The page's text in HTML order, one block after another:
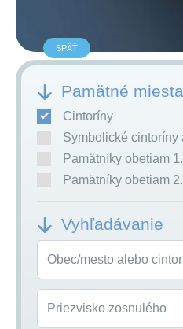
SPÄŤ
Pamätné miesta
Cintoríny
Symbolické cintoríny
Pamätníky obetiam
Pamätníky obetiam
Vyhľadávanie
Obec/mesto alebo
Priezvisko zosnulého